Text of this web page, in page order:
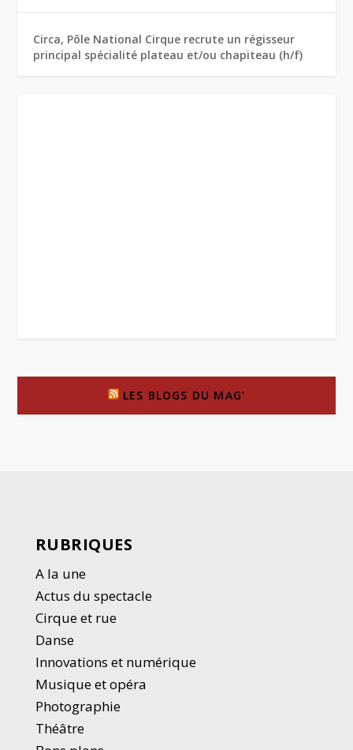
Circa, Pôle National Cirque recrute un régisseur
principal spécialité plateau et/ou chapiteau (h/f)
LES BLOGS DU MAG’
RUBRIQUES
A la une
Actus du spectacle
Cirque et rue
Danse
Innovations et numérique
Musique et opéra
Photographie
Théâtre